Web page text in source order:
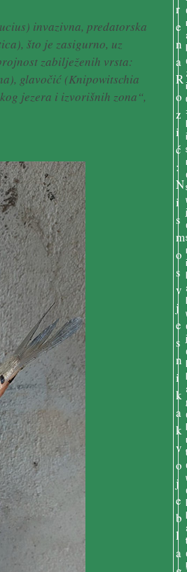
invazivna, predatorska
što je zasigurno, uz
zabilježenih vrsta:
glavočić (Knipowitschia
jezera i izvorišnih zona“,
i
:
i
j
i
j
l
t
l
t
!